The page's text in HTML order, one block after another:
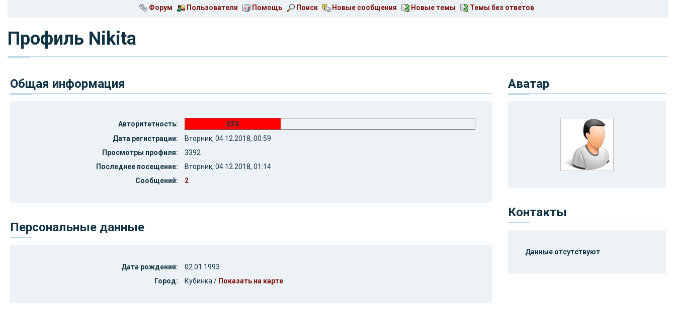
Форум Пользователи Помощь Поиск Новые сообщения Новые темы Темы без ответов
Профиль Nikita
Общая информация
Авторитетность:
33%
Дата регистрации:
Вторник, 04.12.2018, 00:59
Просмотры профиля:
3392
Последнее посещение:
Вторник, 04.12.2018, 01:14
Сообщений:
2
Персональные данные
Дата рождения:
02.01.1993
Город:
Кубинка / Показать на карте
Аватар
Контакты
Данные отсутствуют